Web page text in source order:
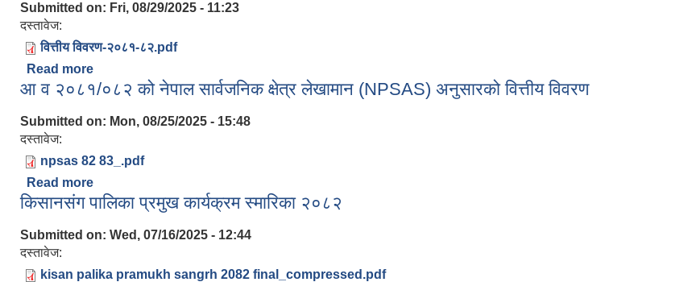
Submitted on: Fri, 08/29/2025 - 11:23
दस्तावेज:
वित्तीय विवरण-२०८१-८२.pdf
Read more
आ व २०८१/०८२ को नेपाल सार्वजनिक क्षेत्र लेखामान (NPSAS) अनुसारको वित्तीय विवरण
Submitted on: Mon, 08/25/2025 - 15:48
दस्तावेज:
npsas 82 83_.pdf
Read more
किसानसंग पालिका प्रमुख कार्यक्रम स्मारिका २०८२
Submitted on: Wed, 07/16/2025 - 12:44
दस्तावेज:
kisan palika pramukh sangrh 2082 final_compressed.pdf